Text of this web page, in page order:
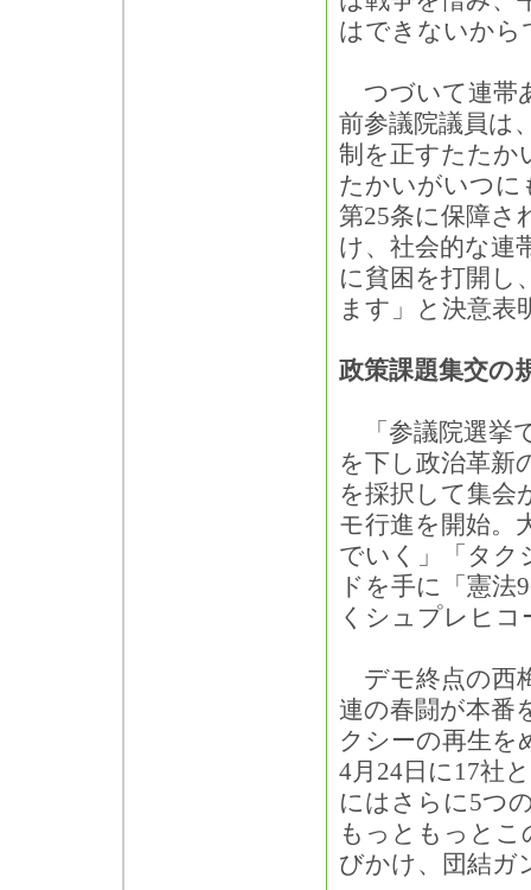
はできないから
つづいて連帯
前参議院議員は
制を正すたたか
たかいがいつに
第25条に保障さ
け、社会的な連
に貧困を打開し
ます」と決意表
政策課題集交の
「参議院選挙
を下し政治革新
を採択して集会
モ行進を開始。
でいく」「タク
ドを手に「憲法
くシュプレヒ
デモ終点の西
連の春闘が本番
クシーの再生を
4月24日に17社
にはさらに5つ
もっともっと
びかけ、団結